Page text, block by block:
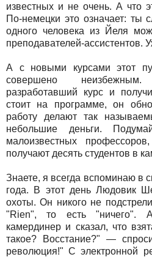
известных и не очень. А что
По-немецки это означает: ты
одного человека из Йеля
преподавателей-ассистентов.
А с новыми курсами этот
совершено
разработавший курс и
стоит на программе, он
работу делают так
небольшие деньги.
малоизвестных
получают десять студентов в
Знаете, я всегда вспоминаю в
года. В этот день Людовик
охоты. Он никого не
"Rien", то есть "ничего".
камердинер и сказал, что
такое? Восстание?" —
революция!" С электронной